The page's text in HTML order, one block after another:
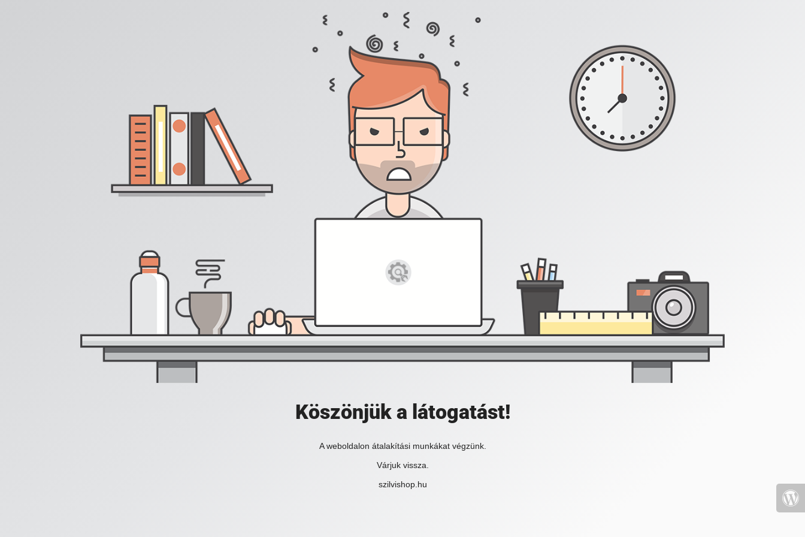
Köszönjük a látogatást!
A weboldalon átalakítási munkákat végzünk.
Várjuk vissza.
szilvishop.hu